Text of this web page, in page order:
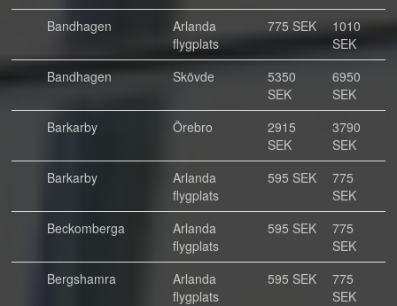
Bandhagen
Arlanda
flygplats
775 SEK
1010
SEK
Bandhagen
Skövde
5350
SEK
6950
SEK
Barkarby
Örebro
2915
SEK
3790
SEK
Barkarby
Arlanda
flygplats
595 SEK
775
SEK
Beckomberga
Arlanda
flygplats
595 SEK
775
SEK
Bergshamra
Arlanda
flygplats
595 SEK
775
SEK